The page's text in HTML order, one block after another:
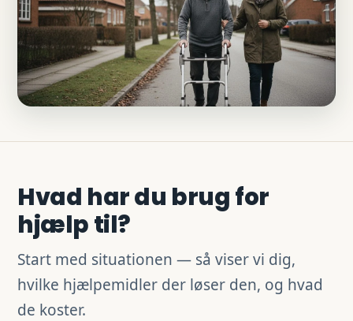
Hvad har du brug for
hjælp til?
Start med situationen — så viser vi dig,
hvilke hjælpemidler der løser den, og hvad
de koster.